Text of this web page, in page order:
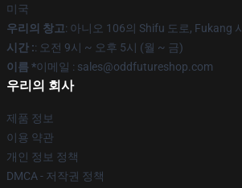
미국
우리의 창고: 아니오 106의 Shifu 도로, Fukang
시간 :: 오전 9시 ~ 오후 5시 (월 ~ 금)
이름 *이메일 : sales@oddfutureshop.com
우리의 회사
제품 정보
이용 약관
개인 정보 정책
DMCA - 저작권 정책